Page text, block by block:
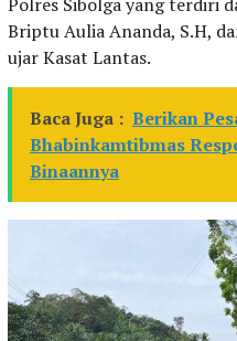
Briptu Aulia Ananda, S.H,
ujar Kasat Lantas.
Baca Juga : Berikan
Bhabinkamtibmas
Binaannya